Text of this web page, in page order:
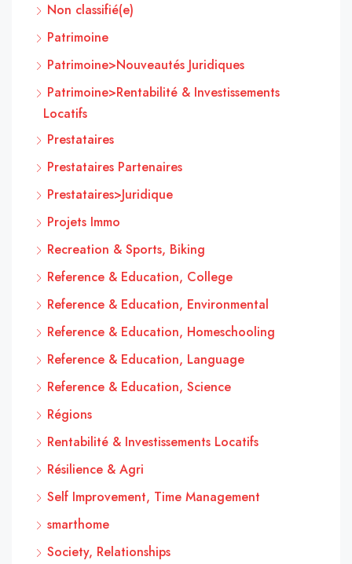
Non classifié(e)
Patrimoine
Patrimoine>Nouveautés Juridiques
Patrimoine>Rentabilité & Investissements
Locatifs
Prestataires
Prestataires Partenaires
Prestataires>Juridique
Projets Immo
Recreation & Sports, Biking
Reference & Education, College
Reference & Education, Environmental
Reference & Education, Homeschooling
Reference & Education, Language
Reference & Education, Science
Régions
Rentabilité & Investissements Locatifs
Résilience & Agri
Self Improvement, Time Management
smarthome
Society, Relationships